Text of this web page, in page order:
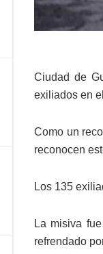
Ciudad de
exiliados en
Como un
reconocen
Los 135
La misiva
refrendado